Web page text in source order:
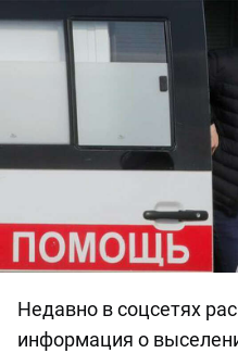
Недавно в соцсетях
информация о